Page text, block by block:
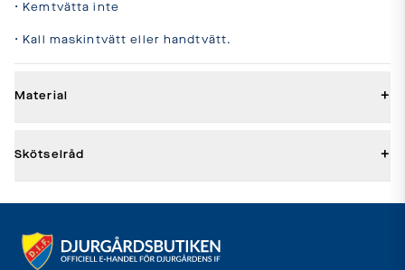
• Kemtvätta inte
• Kall maskintvätt eller handtvätt.
Material +
Skötselråd +